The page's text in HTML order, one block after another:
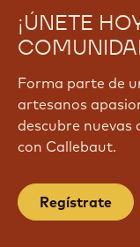
¡ÚNETE
Forma parte de
artesanos
descubre nuevas
con Callebaut.
Regístrate